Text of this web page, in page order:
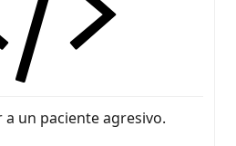
un paciente agresivo.